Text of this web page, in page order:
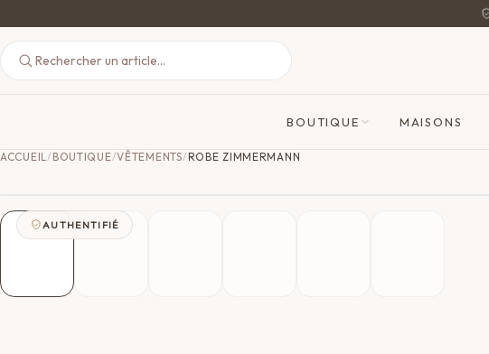
BOUTIQUE MAISONS
ACCUEIL/ BOUTIQUE/VÊTEMENTS/ROBE ZIMMERMANN
AUTHENTIFIÉ